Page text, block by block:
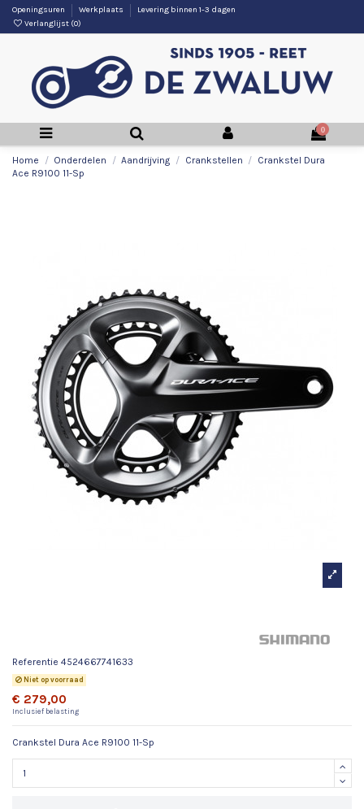
Openingsuren Werkplaats
Levering binnen 1-3 dagen
Verlanglijst (0)
0
Home Onderdelen Aandrijving Crankstellen
Crankstel Dura
Ace R9100 11-Sp
Referentie 4524667741633
Niet op voorraad
€ 279,00
Inclusief belasting
Crankstel Dura Ace R9100 11-Sp